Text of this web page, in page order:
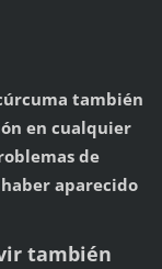
también
en cualquier
de
aparecido
también